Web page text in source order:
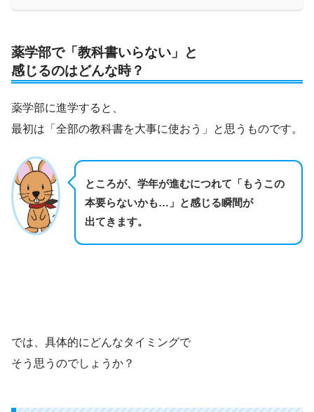
薬学部で「教科書いらない」と
感じるのはどんな時？
薬学部に進学すると、
最初は「全部の教科書を大事に使おう」と思うものです。
ところが、学年が進むにつれて「もうこの
本要らないかも…」と感じる瞬間が
出てきます。
では、具体的にどんなタイミングで
そう思うのでしょうか？